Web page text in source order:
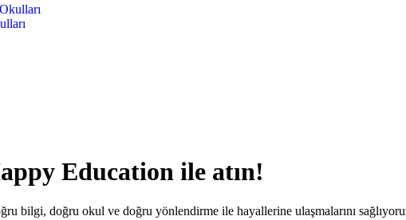
Education ile atın!
bilgi, doğru okul ve doğru yönlendirme ile hayallerine ulaşmalarını